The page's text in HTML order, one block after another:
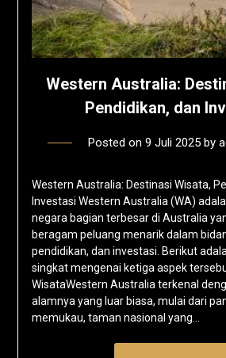
Western Australia:
Pendidikan, dan
Posted on 9 Juli 2025 by
Western Australia: Destinasi Wisata,
Investasi Western Australia (WA)
negara bagian terbesar di Australia
beragam peluang menarik dalam
pendidikan, dan investasi. Berikut
singkat mengenai ketiga aspek
WisataWestern Australia terkenal
alamnya yang luar biasa, mulai dari
memukau, taman nasional yang…